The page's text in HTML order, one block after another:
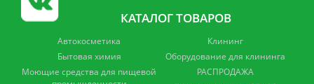
КАТАЛОГ ТОВАРОВ
Автокосметика
Бытовая химия
Моющие средства для пищевой
Клининг
Оборудование для клининга
РАСПРОДАЖА